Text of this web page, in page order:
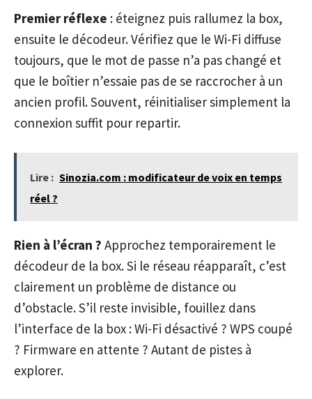
Premier réflexe : éteignez puis rallumez la box,
ensuite le décodeur. Vérifiez que le Wi-Fi diffuse
toujours, que le mot de passe n’a pas changé et
que le boîtier n’essaie pas de se raccrocher à un
ancien profil. Souvent, réinitialiser simplement la
connexion suffit pour repartir.
Lire : Sinozia.com : modificateur de voix en temps
réel ?
Rien à l’écran ? Approchez temporairement le
décodeur de la box. Si le réseau réapparaît, c’est
clairement un problème de distance ou
d’obstacle. S’il reste invisible, fouillez dans
l’interface de la box : Wi-Fi désactivé ? WPS coupé
? Firmware en attente ? Autant de pistes à
explorer.